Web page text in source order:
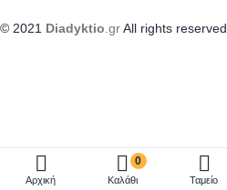
Αρχική
0
Καλάθι Ταμείο
© 2021 Diadyktio .grAll rights reserved.